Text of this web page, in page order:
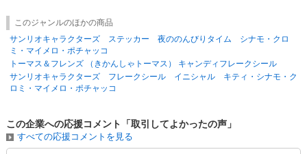
このジャンルのほかの商品
サンリオキャラクターズ ステッカー 夜ののんびりタイム シナモ・クロ
ミ・マイメロ・ポチャッコ
トーマス＆フレンズ （きかんしゃトーマス） キャンディフレークシール
サンリオキャラクターズ フレークシール イニシャル キティ・シナモ・ク
ロミ・マイメロ・ポチャッコ
この企業への応援コメント「取引してよかったの声」
すべての応援コメントを見る